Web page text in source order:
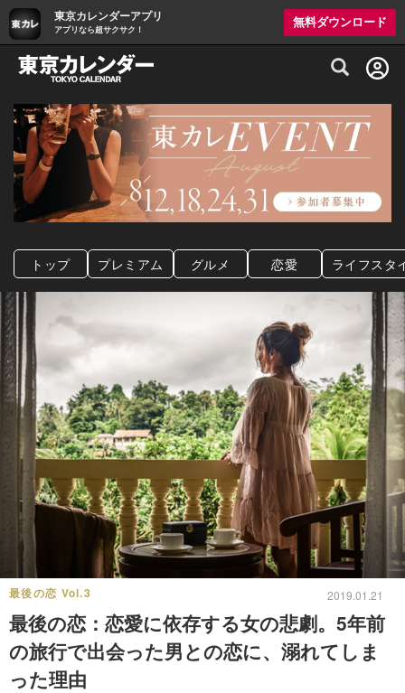
東京カレンダーアプリ
アプリなら超サクサク！
無料ダウンロード
グルメ情報・プレミアムレストラン予約
トップ プレミアム グルメ 恋愛 ライフスタ
最後の恋 Vol.3 2019.01.21
最後の恋：恋愛に依存する女の悲劇。5年前
の旅行で出会った男との恋に、溺れてしま
った理由